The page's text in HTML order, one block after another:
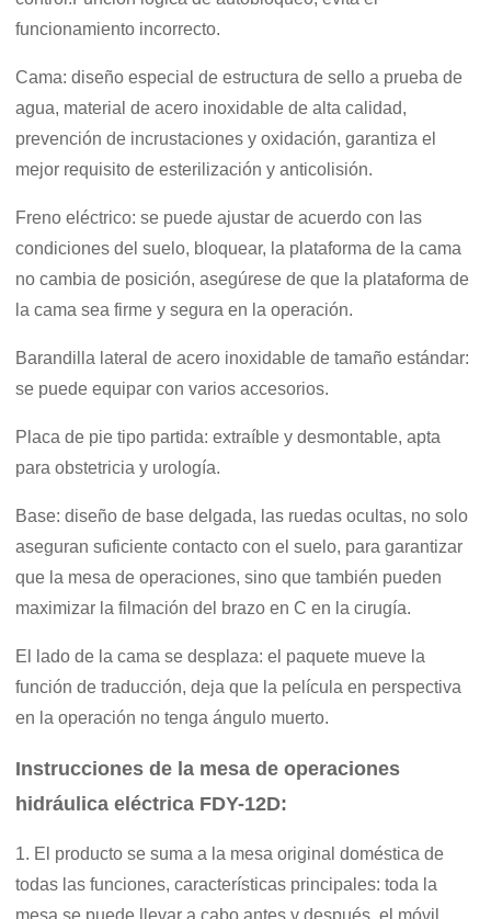
funcionamiento incorrecto.
Cama: diseño especial de estructura de sello a prueba de
agua, material de acero inoxidable de alta calidad,
prevención de incrustaciones y oxidación, garantiza el
mejor requisito de esterilización y anticolisión.
Freno eléctrico: se puede ajustar de acuerdo con las
condiciones del suelo, bloquear, la plataforma de la cama
no cambia de posición, asegúrese de que la plataforma de
la cama sea firme y segura en la operación.
Barandilla lateral de acero inoxidable de tamaño estándar:
se puede equipar con varios accesorios.
Placa de pie tipo partida: extraíble y desmontable, apta
para obstetricia y urología.
Base: diseño de base delgada, las ruedas ocultas, no solo
aseguran suficiente contacto con el suelo, para garantizar
que la mesa de operaciones, sino que también pueden
maximizar la filmación del brazo en C en la cirugía.
El lado de la cama se desplaza: el paquete mueve la
función de traducción, deja que la película en perspectiva
en la operación no tenga ángulo muerto.
Instrucciones de la mesa de operaciones
hidráulica eléctrica FDY-12D:
1. El producto se suma a la mesa original doméstica de
todas las funciones, características principales: toda la
mesa se puede llevar a cabo antes y después, el móvil